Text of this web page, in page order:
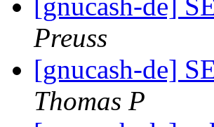
[gnucash-de]
Preuss
[gnucash-de]
Thomas P